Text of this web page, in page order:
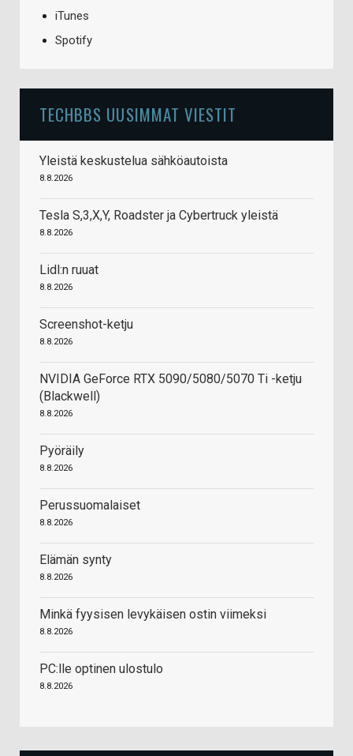
iTunes
Spotify
TECHBBS UUSIMMAT VIESTIT
Yleistä keskustelua sähköautoista
8.8.2026
Tesla S,3,X,Y, Roadster ja Cybertruck yleistä
8.8.2026
Lidl:n ruuat
8.8.2026
Screenshot-ketju
8.8.2026
NVIDIA GeForce RTX 5090/5080/5070 Ti -ketju
(Blackwell)
8.8.2026
Pyöräily
8.8.2026
Perussuomalaiset
8.8.2026
Elämän synty
8.8.2026
Minkä fyysisen levykäisen ostin viimeksi
8.8.2026
PC:lle optinen ulostulo
8.8.2026